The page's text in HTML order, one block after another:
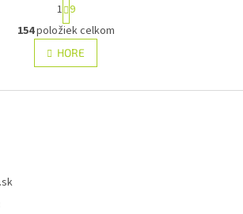
O
v
l
á
t
r
á
n
k
v
1 9
154položiek celkom
HORE